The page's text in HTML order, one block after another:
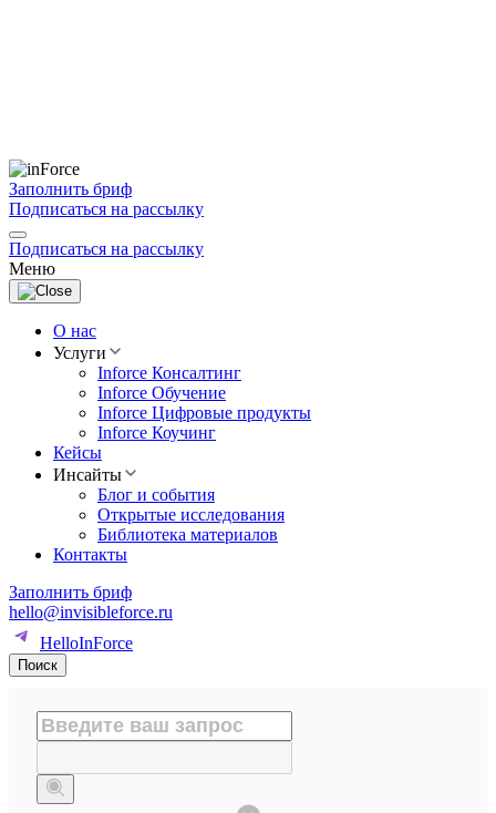
Заполнить бриф
Подписаться на рассылку
Подписаться на рассылку
Меню
О нас
Услуги
Inforce Консалтинг
Inforce Обучение
Inforce Цифровые продукты
Inforce Коучинг
Кейсы
Инсайты
Блог и события
Открытые исследования
Библиотека материалов
Контакты
Заполнить бриф
hello@invisibleforce.ru
HelloInForce
Поиск